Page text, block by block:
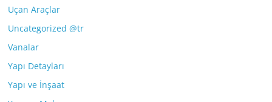
Uçan Araçlar
Uncategorized @tr
Vanalar
Yapı Detayları
Yapı ve İnşaat